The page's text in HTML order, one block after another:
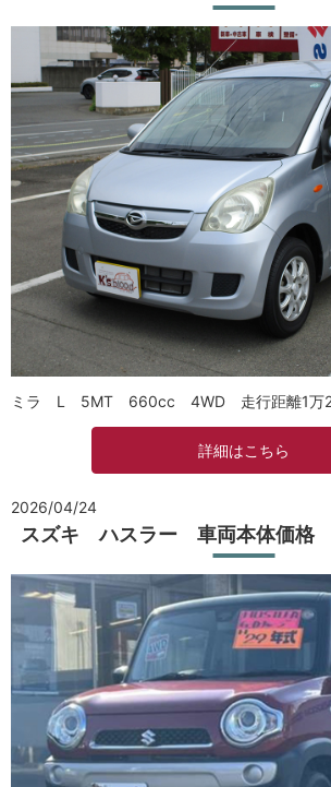
ミラ L 5MT 660cc 4WD 走行距離1万2
詳細はこちら
2026/04/24
スズキ ハスラー 車両本体価格